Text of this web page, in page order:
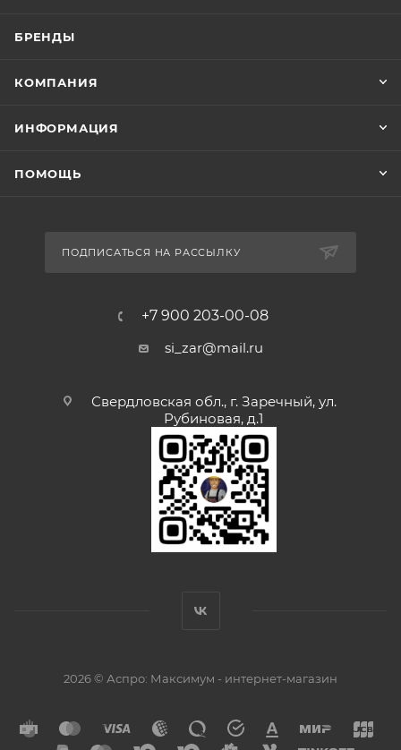
БРЕНДЫ
КОМПАНИЯ
ИНФОРМАЦИЯ
ПОМОЩЬ
ПОДПИСАТЬСЯ НА РАССЫЛКУ
+7 900 203-00-08
si_zar@mail.ru
Свердловская обл., г. Заречный, ул.
Рубиновая, д.1
2026 © Аспро: Максимум - интернет-магазин